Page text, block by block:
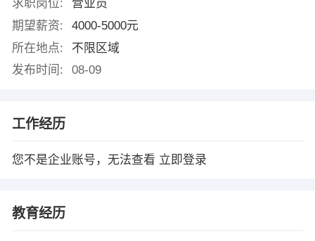
求职岗位:
营业员
期望薪资:
4000-5000元
所在地点:
不限区域
发布时间:
08-09
工作经历
您不是企业账号，无法查看 立即登录
教育经历